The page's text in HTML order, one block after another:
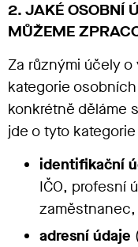
2. JAKÉ OSOBNÍ
MŮŽEME
Za různými účely
kategorie
konkrétně děláme
jde o tyto
identifikační
IČO, profesní
adresní údaje